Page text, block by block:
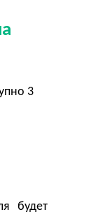
3
будет